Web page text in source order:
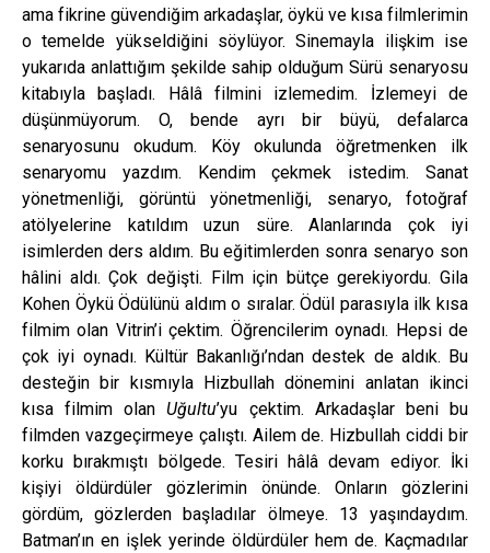
ama fikrine güvendiğim arkadaşlar, öykü ve kısa filmlerimin
o temelde yükseldiğini söylüyor. Sinemayla ilişkim ise
yukarıda anlattığım şekilde sahip olduğum Sürü senaryosu
kitabıyla başladı. Hâlâ filmini izlemedim. İzlemeyi de
düşünmüyorum. O, bende ayrı bir büyü, defalarca
senaryosunu okudum. Köy okulunda öğretmenken ilk
senaryomu yazdım. Kendim çekmek istedim. Sanat
yönetmenliği, görüntü yönetmenliği, senaryo, fotoğraf
atölyelerine katıldım uzun süre. Alanlarında çok iyi
isimlerden ders aldım. Bu eğitimlerden sonra senaryo son
hâlini aldı. Çok değişti. Film için bütçe gerekiyordu. Gila
Kohen Öykü Ödülünü aldım o sıralar. Ödül parasıyla ilk kısa
filmim olan Vitrin’i çektim. Öğrencilerim oynadı. Hepsi de
çok iyi oynadı. Kültür Bakanlığı’ndan destek de aldık. Bu
desteğin bir kısmıyla Hizbullah dönemini anlatan ikinci
kısa filmim olan Uğultu’yu çektim. Arkadaşlar beni bu
filmden vazgeçirmeye çalıştı. Ailem de. Hizbullah ciddi bir
korku bırakmıştı bölgede. Tesiri hâlâ devam ediyor. İki
kişiyi öldürdüler gözlerimin önünde. Onların gözlerini
gördüm, gözlerden başladılar ölmeye. 13 yaşındaydım.
Batman’ın en işlek yerinde öldürdüler hem de. Kaçmadılar